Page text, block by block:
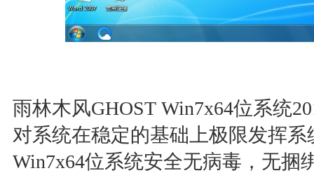
雨林木风GHOST Win7x64位系统
对系统在稳定的基础上极限发挥
Win7x64位系统安全无病毒，无捆